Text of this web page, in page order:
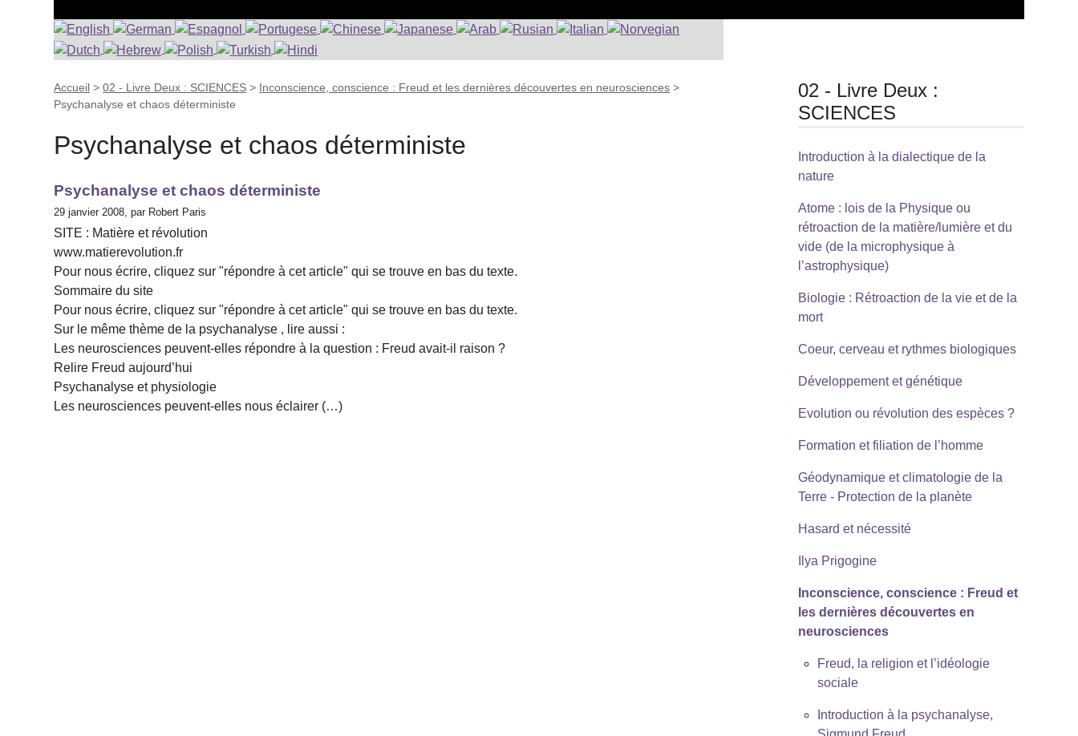
Accueil >02 - Livre Deux : SCIENCES > Inconscience, conscience : Freud et les dernières découvertes en neurosciences >
Psychanalyse et chaos déterministe
Psychanalyse et chaos déterministe
Psychanalyse et chaos déterministe
29 janvier 2008, par Robert Paris
SITE : Matière et révolution
www.matierevolution.fr
Pour nous écrire, cliquez sur "répondre à cet article" qui se trouve en bas du texte.
Sommaire du site
Pour nous écrire, cliquez sur "répondre à cet article" qui se trouve en bas du texte.
Sur le même thème de la psychanalyse , lire aussi :
Les neurosciences peuvent-elles répondre à la question : Freud avait-il raison ?
Relire Freud aujourd’hui
Psychanalyse et physiologie
Les neurosciences peuvent-elles nous éclairer (…)
02 - Livre Deux :
SCIENCES
Introduction à la dialectique de la
nature
Atome : lois de la Physique ou
rétroaction de la matière/lumière et du
vide (de la microphysique à
l’astrophysique)
Biologie : Rétroaction de la vie et de la
mort
Coeur, cerveau et rythmes biologiques
Développement et génétique
Evolution ou révolution des espèces ?
Formation et filiation de l’homme
Géodynamique et climatologie de la
Terre - Protection de la planète
Hasard et nécessité
Ilya Prigogine
Inconscience, conscience : Freud et
les dernières découvertes en
neurosciences
Freud, la religion et l’idéologie
sociale
Introduction à la psychanalyse,